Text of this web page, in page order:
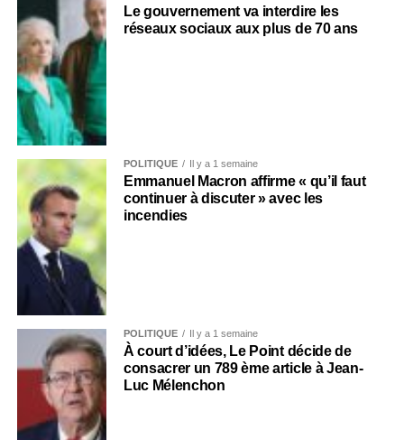
Le gouvernement va interdire les
réseaux sociaux aux plus de 70 ans
POLITIQUE Il y a 1 semaine
Emmanuel Macron affirme « qu’il faut
continuer à discuter » avec les
incendies
POLITIQUE Il y a 1 semaine
À court d’idées, Le Point décide de
consacrer un 789 ème article à Jean-
Luc Mélenchon